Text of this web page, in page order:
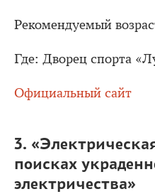
Рекомендуемый
Где: Дворец спорта
Официальный сайт
3.
поисках
электричества»